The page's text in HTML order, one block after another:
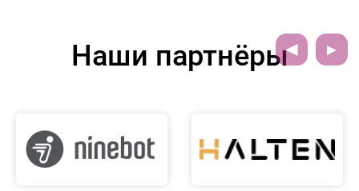
Наши партнёры